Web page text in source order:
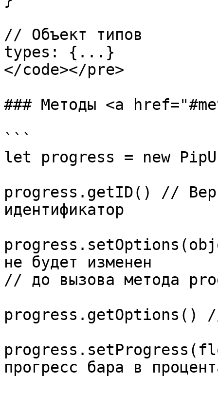
// Объект типов
types: {...}
</code></pre>
### Методы <a
```
let progress = new
progress.getID() //
идентификатор
не будет изменен
// до вызова метода
progress.getOptions()
прогресс бара в